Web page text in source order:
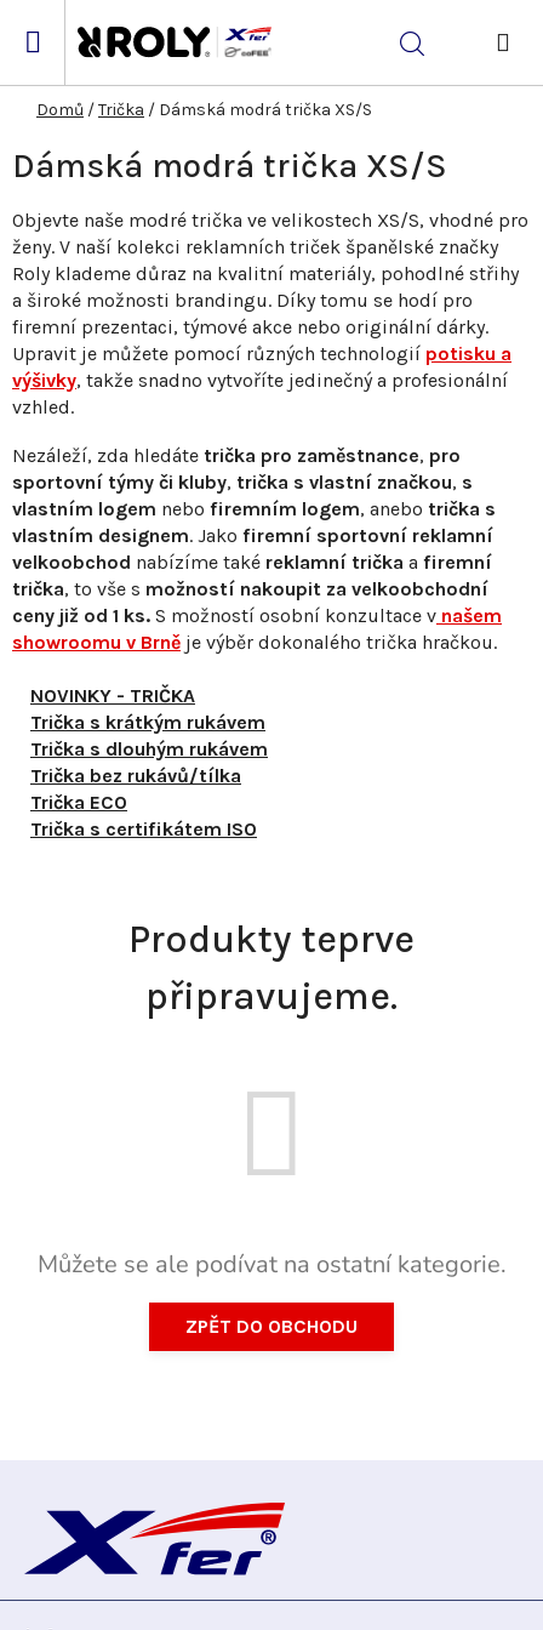
Hledat
Domů /Trička / Dámská modrá trička XS/S
Dámská modrá trička XS/S
Objevte naše modré trička ve velikostech XS/S, vhodné pro
ženy. V naší kolekci reklamních triček španělské značky
Roly klademe důraz na kvalitní materiály, pohodlné střihy
a široké možnosti brandingu. Díky tomu se hodí pro
firemní prezentaci, týmové akce nebo originální dárky.
Upravit je můžete pomocí různých technologií potisku a
výšivky, takže snadno vytvoříte jedinečný a profesionální
vzhled.
Nezáleží, zda hledáte trička pro zaměstnance, pro
sportovní týmy či kluby, trička s vlastní značkou, s
vlastním logem nebo firemním logem, anebo trička s
vlastním designem. Jako firemní sportovní reklamní
velkoobchod nabízíme také reklamní trička a firemní
trička, to vše s možností nakoupit za velkoobchodní
ceny již od 1 ks. S možností osobní konzultace v našem
showroomu v Brně je výběr dokonalého trička hračkou.
NOVINKY - TRIČKA
Trička s krátkým rukávem
Trička s dlouhým rukávem
Trička bez rukávů/tílka
Trička ECO
Trička s certifikátem ISO
Produkty teprve
připravujeme.
Můžete se ale podívat na ostatní kategorie.
ZPĚT DO OBCHODU
p